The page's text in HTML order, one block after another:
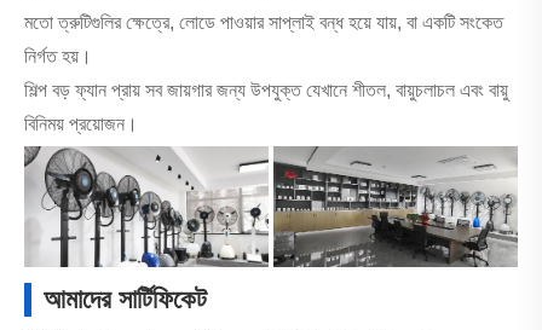
মতো ত্রুটিগুলির ক্ষেত্রে, লোডে পাওয়ার সাপ্লাই বন্ধ হয়ে যায়, বা একটি সংকেত
নির্গত হয়।
শিল্প বড় ফ্যান প্রায় সব জায়গার জন্য উপযুক্ত যেখানে শীতল, বায়ুচলাচল এবং বায়ু
বিনিময় প্রয়োজন।
আমাদের সার্টিফিকেট